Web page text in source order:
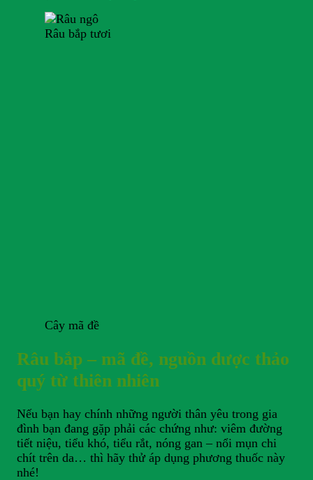
Râu bắp tươi
Cây mã đề
Râu bắp – mã đề, nguồn dược thảo
quý từ thiên nhiên
Nếu bạn hay chính những người thân yêu trong gia
đình bạn đang gặp phải các chứng như: viêm đường
tiết niệu, tiểu khó, tiểu rắt, nóng gan – nổi mụn chi
chít trên da… thì hãy thử áp dụng phương thuốc này
nhé!